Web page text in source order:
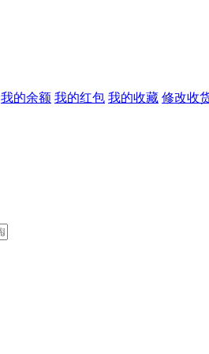
我的余额 我的红包 我的收藏 修改收